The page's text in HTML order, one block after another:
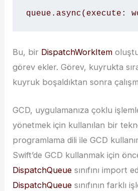
queue.async(execute:
Bu, bir DispatchWorkItem
görev ekler. Görev, kuyrukta
kuyruk boşaldıktan sonra
GCD, uygulamanıza çoklu
yönetmek için kullanılan bir
programlama dili ile GCD
Swift’de GCD kullanmak için
DispatchQueue sınıfını import
DispatchQueue sınıfının farklı